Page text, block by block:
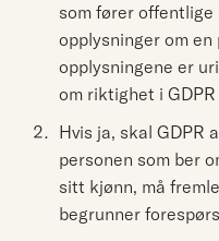
som fører
opplysninger om
opplysningene er
om riktighet i
Hvis ja, skal GDPR
personen som ber
sitt kjønn, må
begrunner